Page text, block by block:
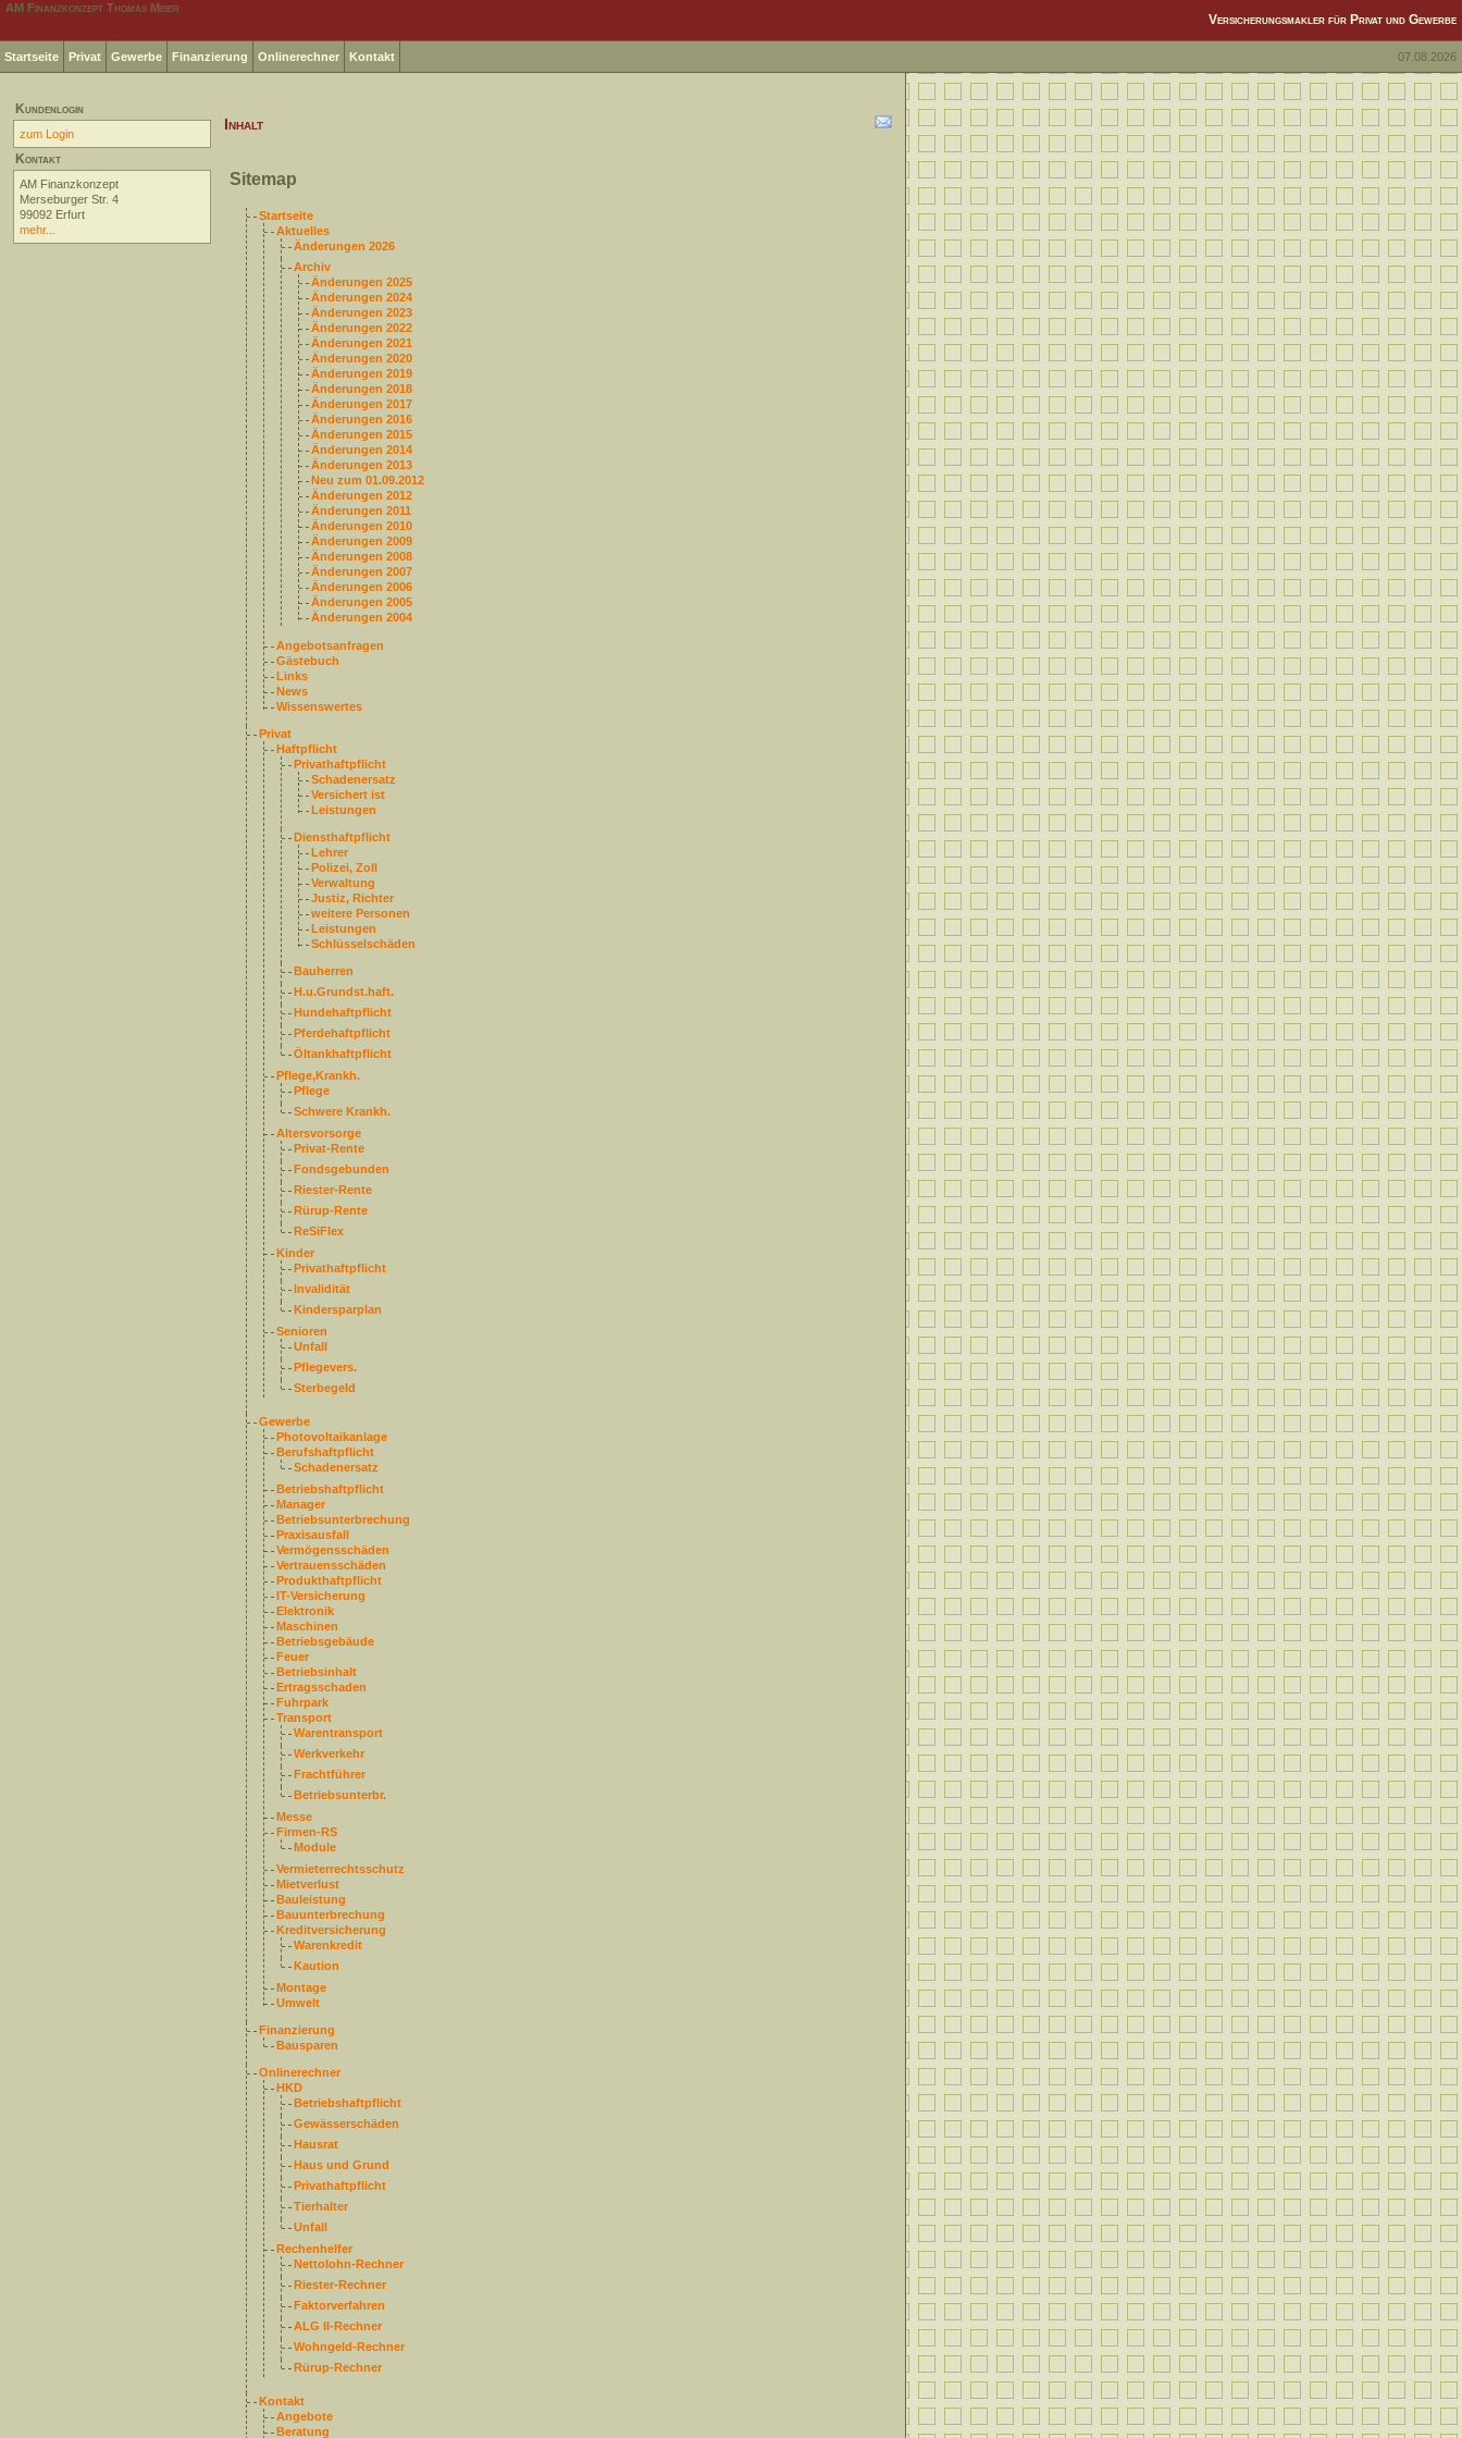
AM Finanzkonzept Thomas Meier
Versicherungsmakler für Privat und Gewerbe
Startseite Privat Gewerbe Finanzierung Onlinerechner Kontakt 07.08.2026
Kundenlogin
zum Login
Kontakt
AM Finanzkonzept
Merseburger Str. 4
99092 Erfurt
mehr...
Inhalt
Sitemap
Startseite
Aktuelles
Änderungen 2026
Archiv
Änderungen 2025
Änderungen 2024
Änderungen 2023
Änderungen 2022
Änderungen 2021
Änderungen 2020
Änderungen 2019
Änderungen 2018
Änderungen 2017
Änderungen 2016
Änderungen 2015
Änderungen 2014
Änderungen 2013
Neu zum 01.09.2012
Änderungen 2012
Änderungen 2011
Änderungen 2010
Änderungen 2009
Änderungen 2008
Änderungen 2007
Änderungen 2006
Änderungen 2005
Änderungen 2004
Angebotsanfragen
Gästebuch
Links
News
Wissenswertes
Privat
Haftpflicht
Privathaftpflicht
Schadenersatz
Versichert ist
Leistungen
Diensthaftpflicht
Lehrer
Polizei, Zoll
Verwaltung
Justiz, Richter
weitere Personen
Leistungen
Schlüsselschäden
Bauherren
H.u.Grundst.haft.
Hundehaftpflicht
Pferdehaftpflicht
Öltankhaftpflicht
Pflege,Krankh.
Pflege
Schwere Krankh.
Altersvorsorge
Privat-Rente
Fondsgebunden
Riester-Rente
Rürup-Rente
ReSiFlex
Kinder
Privathaftpflicht
Invalidität
Kindersparplan
Senioren
Unfall
Pflegevers.
Sterbegeld
Gewerbe
Photovoltaikanlage
Berufshaftpflicht
Schadenersatz
Betriebshaftpflicht
Manager
Betriebsunterbrechung
Praxisausfall
Vermögensschäden
Vertrauensschäden
Produkthaftpflicht
IT-Versicherung
Elektronik
Maschinen
Betriebsgebäude
Feuer
Betriebsinhalt
Ertragsschaden
Fuhrpark
Transport
Warentransport
Werkverkehr
Frachtführer
Betriebsunterbr.
Messe
Firmen-RS
Module
Vermieterrechtsschutz
Mietverlust
Bauleistung
Bauunterbrechung
Kreditversicherung
Warenkredit
Kaution
Montage
Umwelt
Finanzierung
Bausparen
Onlinerechner
HKD
Betriebshaftpflicht
Gewässerschäden
Hausrat
Haus und Grund
Privathaftpflicht
Tierhalter
Unfall
Rechenhelfer
Nettolohn-Rechner
Riester-Rechner
Faktorverfahren
ALG II-Rechner
Wohngeld-Rechner
Rürup-Rechner
Kontakt
Angebote
Beratung